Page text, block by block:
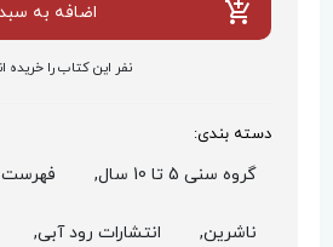
اضافه به
نفر این کتاب را خریده
دسته بندی:
گروه سنی 5 تا 10 سال,
ناشرین, انتشارات رود آبی,